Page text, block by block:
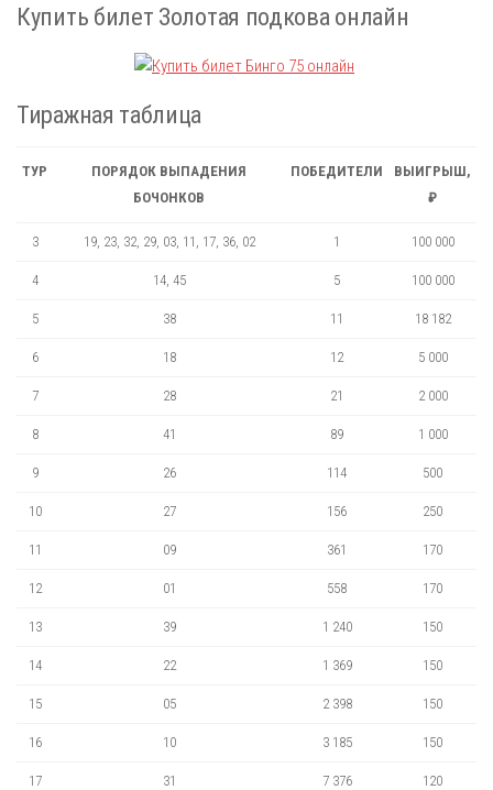
Купить билет Золотая подкова онлайн
Тиражная таблица
ТУР
ПОРЯДОК ВЫПАДЕНИЯ
БОЧОНКОВ
ПОБЕДИТЕЛИ
ВЫИГРЫШ,
₽
3 19, 23, 32, 29, 03, 11, 17, 36, 02 1 100 000
4 14, 45 5 100 000
5 38 11 18 182
6 18 12 5 000
7 28 21 2 000
8 41 89 1 000
9 26 114 500
10 27 156 250
11 09 361 170
12 01 558 170
13 39 1 240 150
14 22 1 369 150
15 05 2 398 150
16 10 3 185 150
17 31 7 376 120